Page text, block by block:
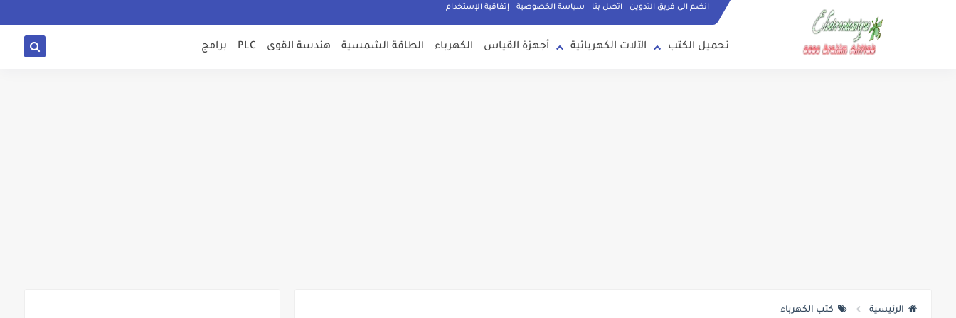
انضم الى فريق التدوين اتصل بنا سياسة الخصوصية إتفاقية الإستخدام
تحميل الكتب الآلات الكهربائية أجهزة القياس الكهرباء الطاقة الشمسية هندسة القوى PLC برامج
الرئيسية كتب الكهرباء